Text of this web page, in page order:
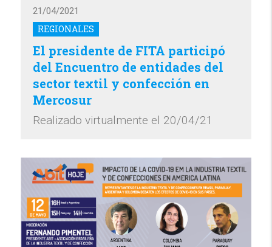
REGIONALES
21/04/2021
El presidente de FITA participó
del Encuentro de entidades del
sector textil y confección en
Mercosur
Realizado virtualmente el 20/04/21